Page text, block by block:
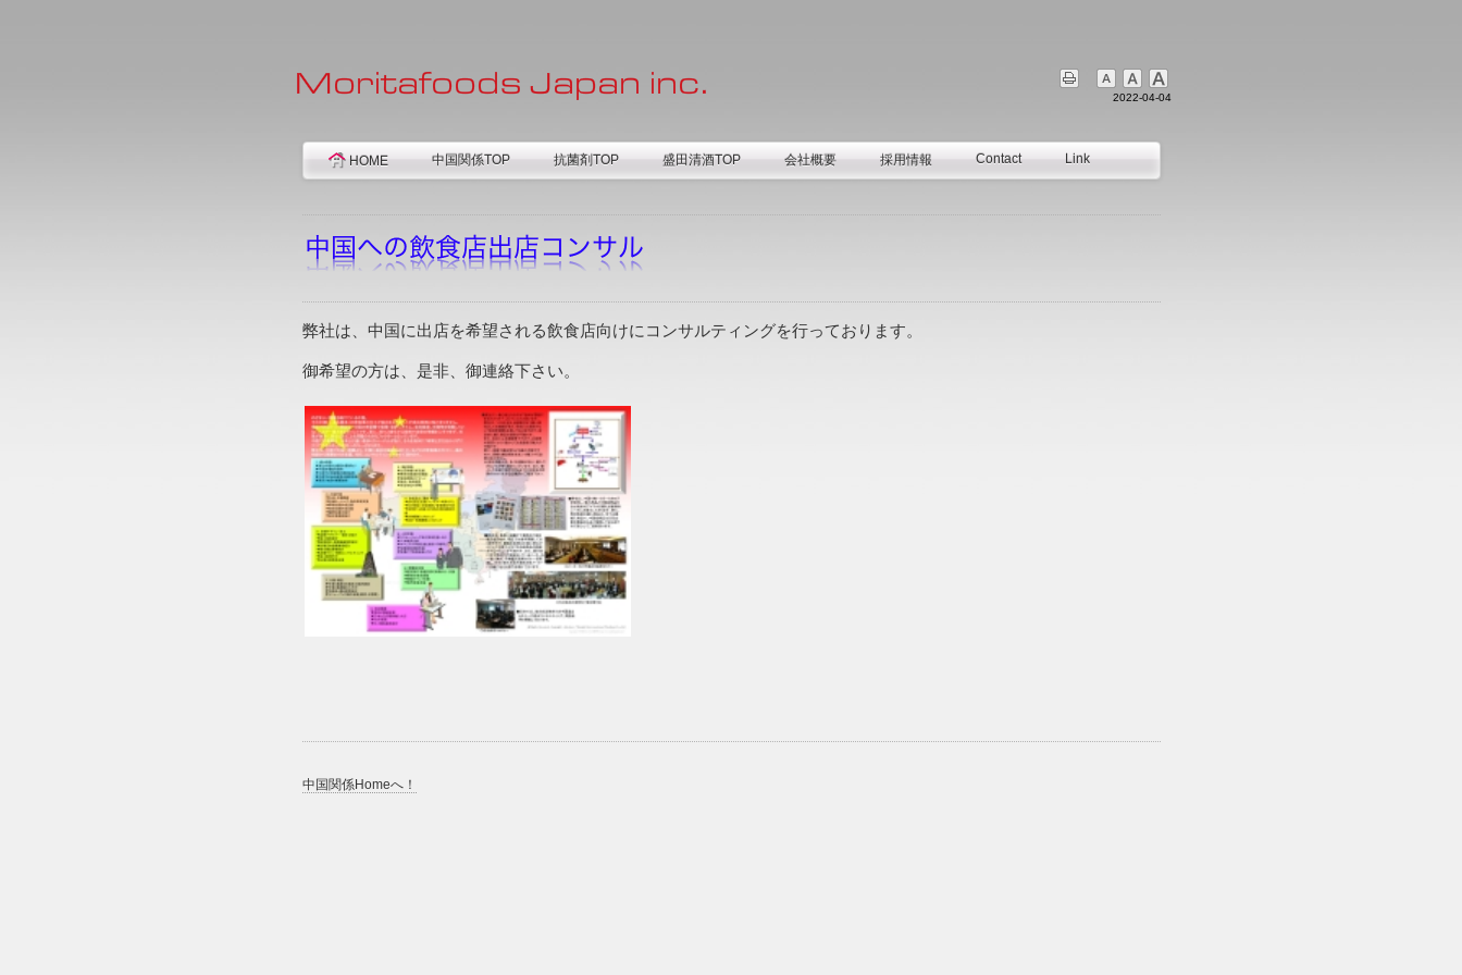
2022-04-04
HOME 中国関係TOP 抗菌剤TOP 盛田清酒TOP 会社概要 採用情報 Contact Link
弊社は、中国に出店を希望される飲食店向けにコンサルティングを行っております。
御希望の方は、是非、御連絡下さい。
中国関係Homeへ！